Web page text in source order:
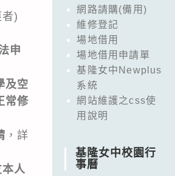
)
申
及空
常修
，詳
人
網路請購(備用)
維修登記
場地借用
場地借用申請單
基隆女中Newplus
系統
網站維護之css使
用說明
基隆女中校園行
事曆